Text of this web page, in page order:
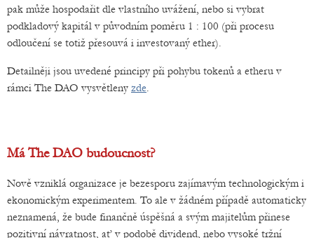
pak může hospodařit dle vlastního uvážení, nebo si vybrat
podkladový kapitál v původním poměru 1 : 100 (při procesu
odloučení se totiž přesouvá i investovaný ether).
Detailněji jsou uvedené principy při pohybu tokenů a etheru v
rámci The DAO vysvětleny zde.
Má The DAO budoucnost?
Nově vzniklá organizace je bezesporu zajímavým technologickým i
ekonomickým experimentem. To ale v žádném případě automaticky
neznamená, že bude finančně úspěšná a svým majitelům přinese
pozitivní návratnost, ať v podobě dividend, nebo vysoké tržní